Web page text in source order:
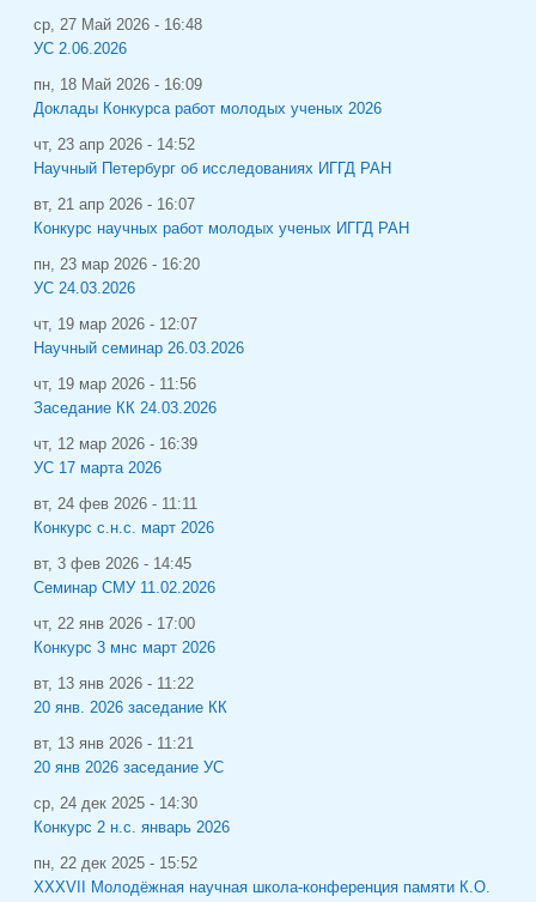
ср, 27 Май 2026 - 16:48
УС 2.06.2026
пн, 18 Май 2026 - 16:09
Доклады Конкурса работ молодых ученых 2026
чт, 23 апр 2026 - 14:52
Научный Петербург об исследованиях ИГГД РАН
вт, 21 апр 2026 - 16:07
Конкурс научных работ молодых ученых ИГГД РАН
пн, 23 мар 2026 - 16:20
УС 24.03.2026
чт, 19 мар 2026 - 12:07
Научный семинар 26.03.2026
чт, 19 мар 2026 - 11:56
Заседание КК 24.03.2026
чт, 12 мар 2026 - 16:39
УС 17 марта 2026
вт, 24 фев 2026 - 11:11
Конкурс с.н.с. март 2026
вт, 3 фев 2026 - 14:45
Семинар СМУ 11.02.2026
чт, 22 янв 2026 - 17:00
Конкурс 3 мнс март 2026
вт, 13 янв 2026 - 11:22
20 янв. 2026 заседание КК
вт, 13 янв 2026 - 11:21
20 янв 2026 заседание УС
ср, 24 дек 2025 - 14:30
Конкурс 2 н.с. январь 2026
пн, 22 дек 2025 - 15:52
XXXVII Молодёжная научная школа-конференция памяти К.О.